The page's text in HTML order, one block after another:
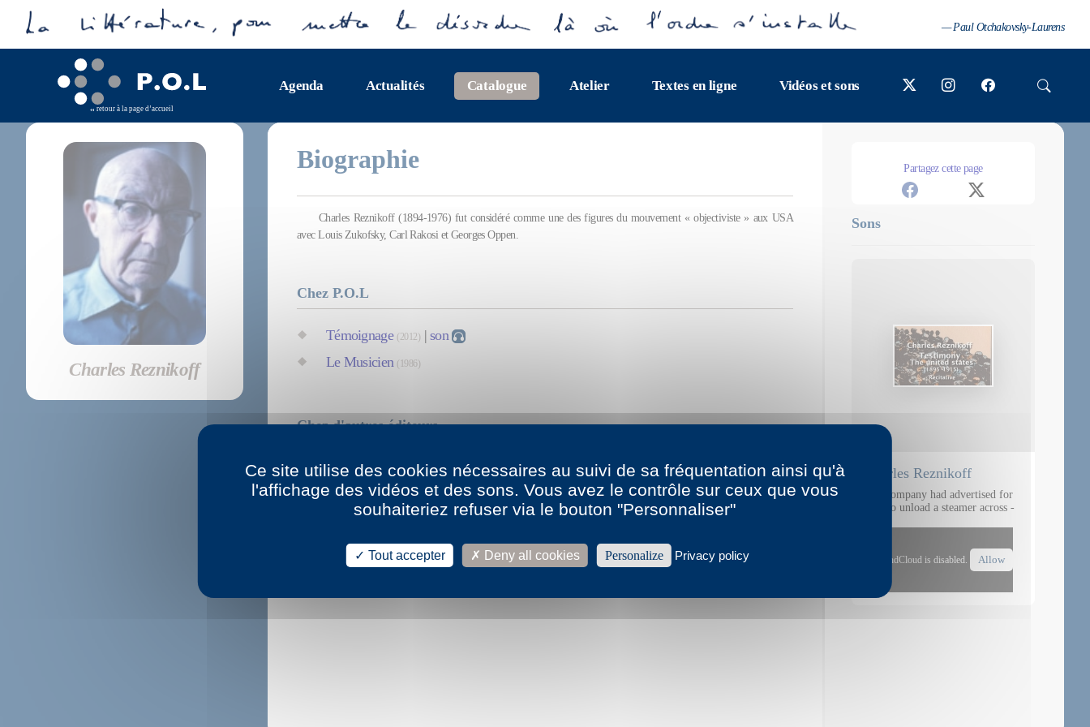
— Paul Otchakovsky-Laurens
retour à la page d’accueil
Agenda Actualités Catalogue Atelier Textes en ligne Vidéos et sons
Charles Reznikoff
Biographie
Charles Reznikoff (1894-1976) fut considéré comme une des figures du mouvement « objectiviste » aux USA
avec Louis Zukofsky, Carl Rakosi et Georges Oppen.
Chez P.O.L
Témoignage (2012) |son
Le Musicien (1986)
Chez d'autres éditeurs
Holocauste, D. Bedou, 1987
Holocauste, fragments, Espace 34, 1998
Partagez cette page
Sons
Charles Reznikoff
The company had advertised for
men to unload a steamer across -
SoundCloud is disabled. Allow
Ce site utilise des cookies nécessaires au suivi de sa fréquentation ainsi qu'à
l'affichage des vidéos et des sons. Vous avez le contrôle sur ceux que vous
souhaiteriez refuser via le bouton "Personnaliser"
Tout accepter Deny all cookies Personalize Privacy policy